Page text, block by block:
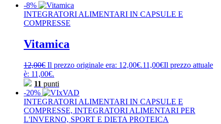
-8%
INTEGRATORI ALIMENTARI IN CAPSULE E
COMPRESSE
Vitamica
12,00€ Il prezzo originale era: 12,00€.11,00€Il prezzo attuale
è: 11,00€.
11 punti
-20%
INTEGRATORI ALIMENTARI IN CAPSULE E
COMPRESSE, INTEGRATORI ALIMENTARI PER
L'INVERNO, SPORT E DIETA PROTEICA